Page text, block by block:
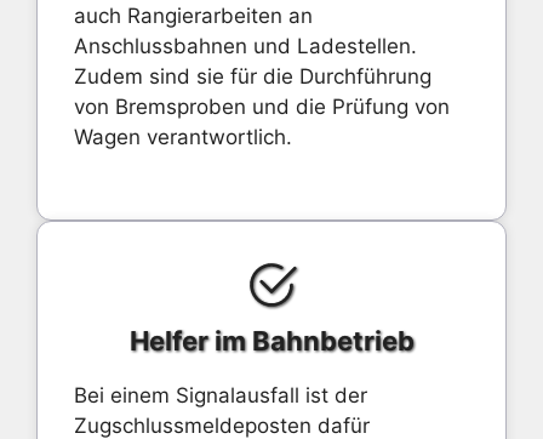
auch Rangierarbeiten an
Anschlussbahnen und Ladestellen.
Zudem sind sie für die Durchführung
von Bremsproben und die Prüfung von
Wagen verantwortlich.
Helfer im Bahnbetrieb
Bei einem Signalausfall ist der
Zugschlussmeldeposten dafür